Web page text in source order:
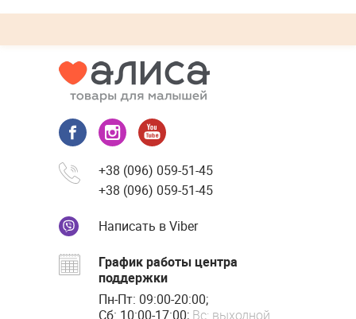
+38 (096) 059-51-45
+38 (096) 059-51-45
Написать в Viber
График работы центра
поддержки
Пн-Пт: 09:00-20:00;
Сб: 10:00-17:00; Вс: выходной